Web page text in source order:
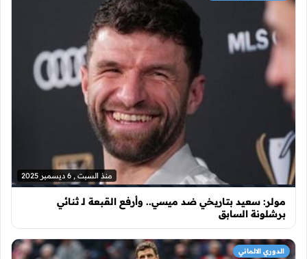
منذ السبت , 6 ديسمبر 2025
مولر: سعيد بتاريخي ضد ميسي.. وأرفع القبعة لـ ثنائي
برشلونة السابق
الدوري الالماني